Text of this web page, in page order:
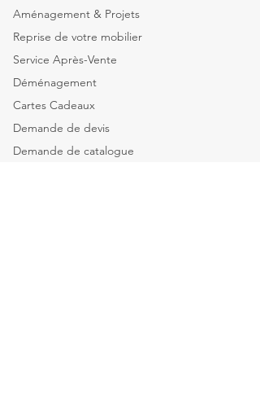
Aménagement & Projets
Reprise de votre mobilier
Service Après-Vente
Déménagement
Cartes Cadeaux
Demande de devis
Demande de catalogue